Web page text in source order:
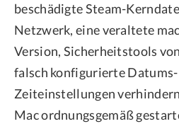
beschädigte Steam-
Netzwerk, eine veraltete
Version, Sicherheitstools
falsch konfigurierte Datums-
Zeiteinstellungen
Mac ordnungsgemäß